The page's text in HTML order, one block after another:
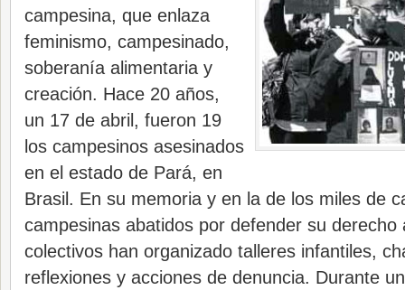
campesina, que enlaza
feminismo, campesinado,
soberanía alimentaria y
creación. Hace 20 años,
un 17 de abril, fueron 19
los campesinos asesinados
en el estado de Pará, en
Brasil. En su memoria y en la de los miles de
campesinas abatidos por defender su derecho
colectivos han organizado talleres infantiles,
reflexiones y acciones de denuncia. Durante